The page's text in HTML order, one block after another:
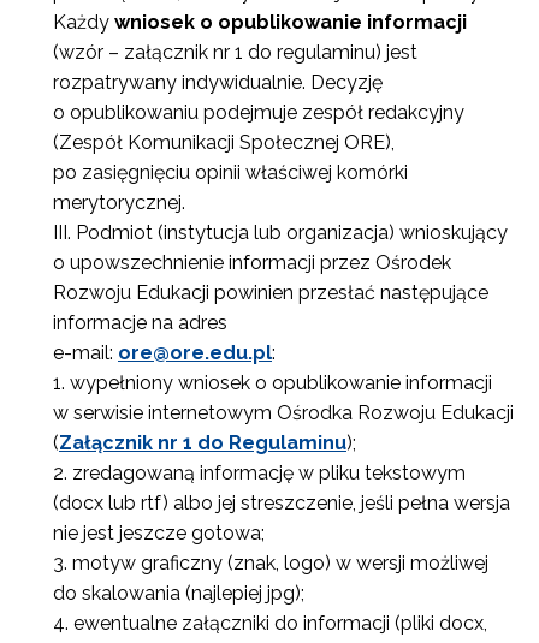
Każdy wniosek o opublikowanie informacji
(wzór – załącznik nr 1 do regulaminu) jest
rozpatrywany indywidualnie. Decyzję
o opublikowaniu podejmuje zespół redakcyjny
(Zespół Komunikacji Społecznej ORE),
po zasięgnięciu opinii właściwej komórki
merytorycznej.
Podmiot (instytucja lub organizacja) wnioskujący
o upowszechnienie informacji przez Ośrodek
Rozwoju Edukacji powinien przesłać następujące
informacje na adres
e-mail: ore@ore.edu.pl:
wypełniony wniosek o opublikowanie informacji
w serwisie internetowym Ośrodka Rozwoju Edukacji
(Załącznik nr 1 do Regulaminu);
zredagowaną informację w pliku tekstowym
(docx lub rtf) albo jej streszczenie, jeśli pełna wersja
nie jest jeszcze gotowa;
motyw graficzny (znak, logo) w wersji możliwej
do skalowania (najlepiej jpg);
ewentualne załączniki do informacji (pliki docx,